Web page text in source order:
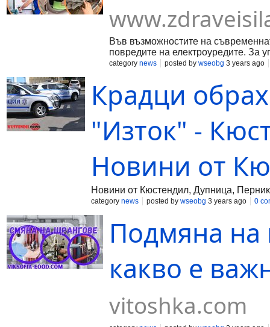
Във възможностите на
повредите на електроуредите. За
category news posted by wseobg 3 years ago
Крадци
"Изток" -
Новини от Кю
Новини от Кюстендил, Дупница,
category news posted by wseobg 3 years ago 0
Подмяна
какво е
vitoshka.com